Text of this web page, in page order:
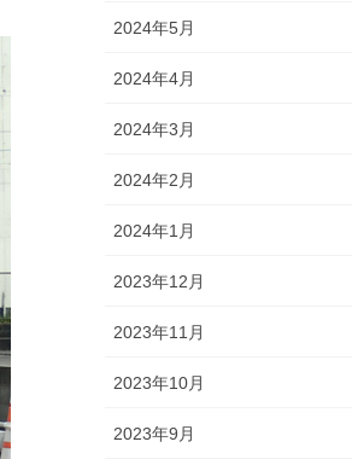
2024年5月
2024年4月
2024年3月
2024年2月
2024年1月
2023年12月
2023年11月
2023年10月
2023年9月